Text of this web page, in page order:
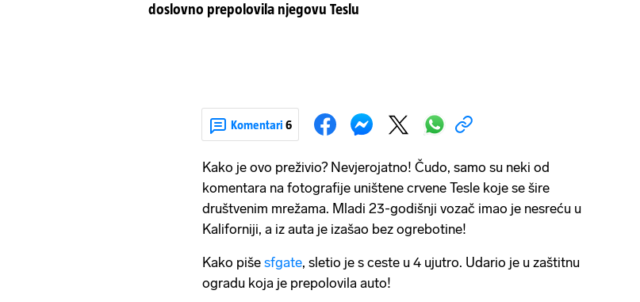
doslovno prepolovila njegovu Teslu
Komentari 6
Kako je ovo preživio? Nevjerojatno! Čudo, samo su neki od
komentara na fotografije uništene crvene Tesle koje se šire
društvenim mrežama. Mladi 23-godišnji vozač imao je nesreću u
Kaliforniji, a iz auta je izašao bez ogrebotine!
Kako piše sfgate, sletio je s ceste u 4 ujutro. Udario je u zaštitnu
ogradu koja je prepolovila auto!